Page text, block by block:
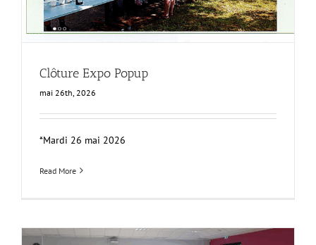
Clôture Expo Popup
mai 26th, 2026
*Mardi 26 mai 2026
Read More